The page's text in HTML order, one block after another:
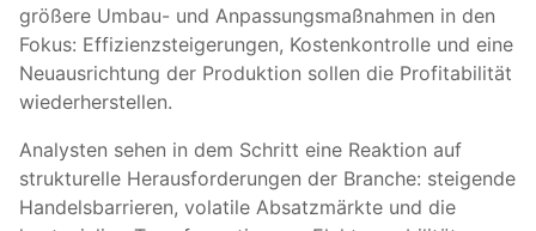
größere Umbau- und Anpassungsmaßnahmen in den
Fokus: Effizienzsteigerungen, Kostenkontrolle und eine
Neuausrichtung der Produktion sollen die Profitabilität
wiederherstellen.
Analysten sehen in dem Schritt eine Reaktion auf
strukturelle Herausforderungen der Branche: steigende
Handelsbarrieren, volatile Absatzmärkte und die